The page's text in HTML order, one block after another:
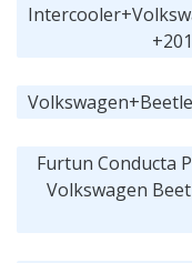
Furtun Conducta
Volkswagen